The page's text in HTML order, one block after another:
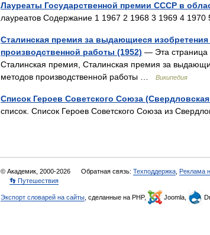
Лауреаты Государственной премии СССР в
лауреатов Содержание 1 1967 2 1968 3 1969 4
Сталинская премия за выдающиеся
производственной работы (1952) — Эта страница
Сталинская премия, Сталинская премия за
методов производственной работы …
Википедия
Список Героев Советского Союза
список. Список Героев Советского Союза из
© Академик, 2000-2026 Обратная связь: Техподдержка Реклама
👣 Путешествия
Экспорт словарей на сайты , сделанные на PHP, Joomla,